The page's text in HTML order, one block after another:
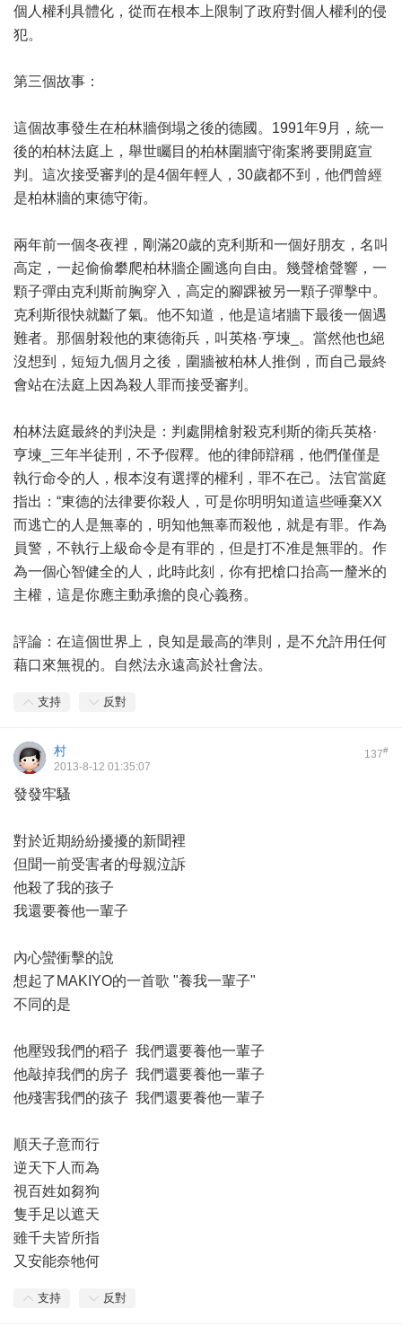
個人權利具體化，從而在根本上限制了政府對個人權利的侵
犯。
第三個故事：
這個故事發生在柏林牆倒塌之後的德國。1991年9月，統一
後的柏林法庭上，舉世矚目的柏林圍牆守衛案將要開庭宣
判。這次接受審判的是4個年輕人，30歲都不到，他們曾經
是柏林牆的東德守衛。
兩年前一個冬夜裡，剛滿20歲的克利斯和一個好朋友，名叫
高定，一起偷偷攀爬柏林牆企圖逃向自由。幾聲槍聲響，一
顆子彈由克利斯前胸穿入，高定的腳踝被另一顆子彈擊中。
克利斯很快就斷了氣。他不知道，他是這堵牆下最後一個遇
難者。那個射殺他的東德衛兵，叫英格·亨堜_。當然他也絕
沒想到，短短九個月之後，圍牆被柏林人推倒，而自己最終
會站在法庭上因為殺人罪而接受審判。
柏林法庭最終的判決是：判處開槍射殺克利斯的衛兵英格·
亨堜_三年半徒刑，不予假釋。他的律師辯稱，他們僅僅是
執行命令的人，根本沒有選擇的權利，罪不在己。法官當庭
指出：“東德的法律要你殺人，可是你明明知道這些唾棄XX
而逃亡的人是無辜的，明知他無辜而殺他，就是有罪。作為
員警，不執行上級命令是有罪的，但是打不准是無罪的。作
為一個心智健全的人，此時此刻，你有把槍口抬高一釐米的
主權，這是你應主動承擔的良心義務。
評論：在這個世界上，良知是最高的準則，是不允許用任何
藉口來無視的。自然法永遠高於社會法。
支持 反對
137#
村
2013-8-12 01:35:07
發發牢騷
對於近期紛紛擾擾的新聞裡
但聞一前受害者的母親泣訴
他殺了我的孩子
我還要養他一輩子
內心蠻衝擊的說
想起了MAKIYO的一首歌 "養我一輩子"
不同的是
他壓毀我們的稻子 我們還要養他一輩子
他敲掉我們的房子 我們還要養他一輩子
他殘害我們的孩子 我們還要養他一輩子
順天子意而行
逆天下人而為
視百姓如芻狗
隻手足以遮天
雖千夫皆所指
又安能奈牠何
支持 反對